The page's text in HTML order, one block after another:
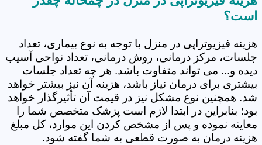
است؟
هزینه فیزیوتراپی در منزل با توجه به نوع بیماری، تعداد
جلسات، مرکز درمانی، روش درمانی، تعداد نواحی آسیب
دیده و... می تواند متفاوت باشد. هر چه تعداد جلسات
بیشتری برای درمان نیاز باشد، هزینه آن نیز بیشتر خواهد
شد. همچنین نوع مشکل نیز در قیمت آن تأثیرگذار خواهد
بود؛ بنابراین در ابتدا لازم است پزشک متخصص شما را
معاینه نموده و پس از مشخص کردن این موارد، کل مبلغ
هزینه درمان به صورت قطعی به شما گفته شود.